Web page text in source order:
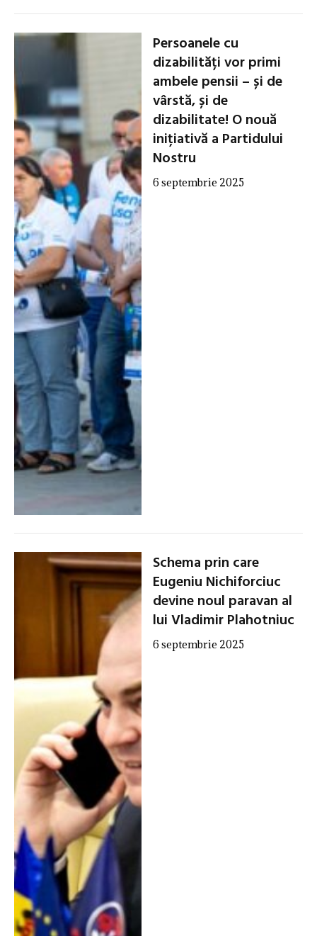
Persoanele cu
dizabilități vor primi
ambele pensii – și de
vârstă, și de
dizabilitate! O nouă
inițiativă a Partidului
Nostru
6 septembrie 2025
Schema prin care
Eugeniu Nichiforciuc
devine noul paravan al
lui Vladimir Plahotniuc
6 septembrie 2025